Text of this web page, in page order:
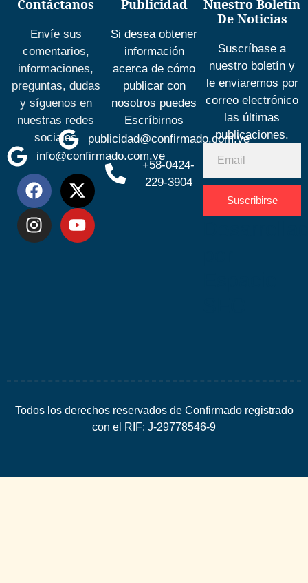
Contáctanos
Envíe sus
comentarios,
informaciones,
preguntas, dudas
y síguenos en
nuestras redes
sociales
info@confirmado.com.ve
Publicidad
Si desea obtener
información
acerca de cómo
publicar con
nosotros puedes
Escríbirnos
publicidad@confirmado.com.ve
+58-0424-
229-3904
Nuestro Boletín
De Noticias
Suscríbase a
nuestro boletín y
le enviaremos por
correo electrónico
las últimas
publicaciones.
Suscribirse
Todos los derechos reservados de Confirmado registrado
con el RIF: J-29778546-9